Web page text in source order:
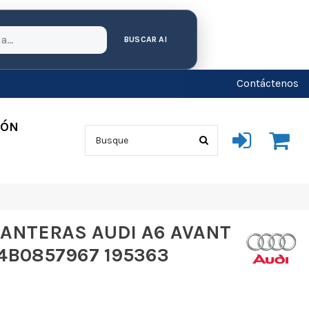
BUSCAR AI
Contáctenos
AUDI A6 AVANT
195363